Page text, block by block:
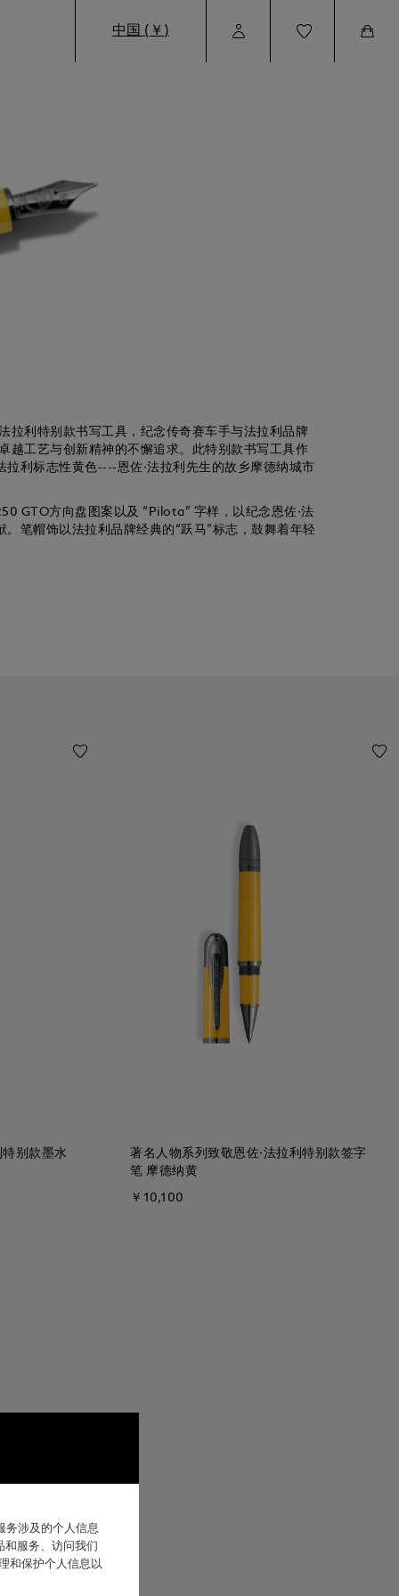
中国 (￥)
Profile
拉利特别款书写工具，纪念传奇赛车手与法拉利品牌
越工艺与创新精神的不懈追求。此特别款书写工具作
拉利标志性黄色----恩佐·法拉利先生的故乡摩德纳城市
GTO方向盘图案以及 “Pilota” 字样，以纪念恩佐·法
笔帽饰以法拉利品牌经典的“跃马”标志，鼓舞着年轻
别款墨水
著名人物系列致敬恩佐·法拉利特别款签字
笔 摩德纳黄
￥10,100
务涉及的个人信息
和服务、访问我们
和保护个人信息以